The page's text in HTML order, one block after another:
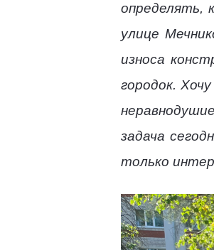
определять,
улице
износа
городок.
задача
только